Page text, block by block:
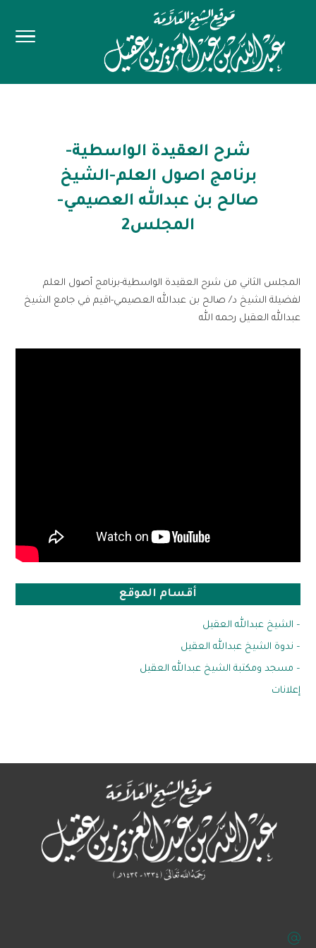
شرح العقيدة الواسطية-
برنامج اصول العلم-الشيخ
صالح بن عبدالله العصيمي-
المجلس2
المجلس الثاني من شرح العقيدة الواسطية-برنامج أصول العلم
لفضيلة الشيخ د/ صالح بن عبدالله العصيمي-اقيم في جامع الشيخ
عبدالله العقيل رحمه الله
أقسام الموقع
– الشيخ عبدالله العقيل
– ندوة الشيخ عبدالله العقيل
– مسجد ومكتبة الشيخ عبدالله العقيل
إعلانات